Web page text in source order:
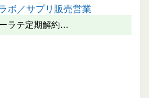
ボ／サプリ販売営業
ラテ定期解約…